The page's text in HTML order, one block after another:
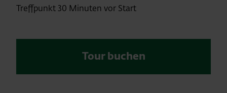
Treffpunkt 30 Minuten vor Start
Tour buchen